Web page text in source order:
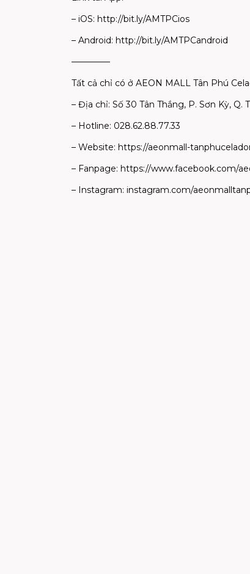
– iOS: http://bit.ly/AMTPCios
– Android: http://bit.ly/AMTPCandroid
————–
Tất cả chỉ có ở AEON MALL Tân Phú
– Địa chỉ: Số 30 Tân Thắng, P. Sơn Kỳ, Q.
– Hotline: 028.62.88.77.33
– Website: https://aeonmall-
– Fanpage: https://www.facebook.com/
– Instagram: instagram.com/